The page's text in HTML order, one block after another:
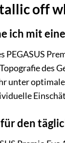
off
ich mit
PEGASUS
des
unter
den